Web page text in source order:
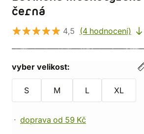
černá
4,5 (4 hodnocení)
vyber velikost:
S M L XL
doprava od 59 Kč